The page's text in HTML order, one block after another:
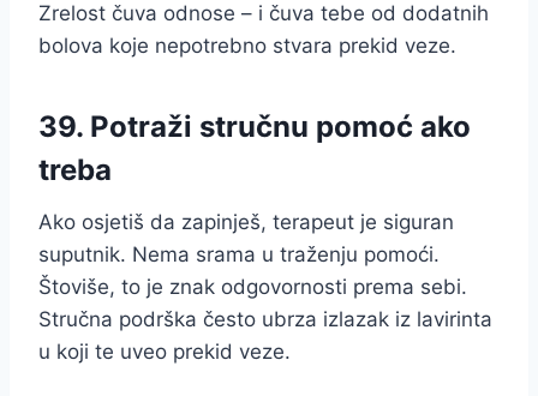
Zrelost čuva odnose – i čuva tebe od dodatnih
bolova koje nepotrebno stvara prekid veze.
39. Potraži stručnu pomoć ako
treba
Ako osjetiš da zapinješ, terapeut je siguran
suputnik. Nema srama u traženju pomoći.
Štoviše, to je znak odgovornosti prema sebi.
Stručna podrška često ubrza izlazak iz lavirinta
u koji te uveo prekid veze.